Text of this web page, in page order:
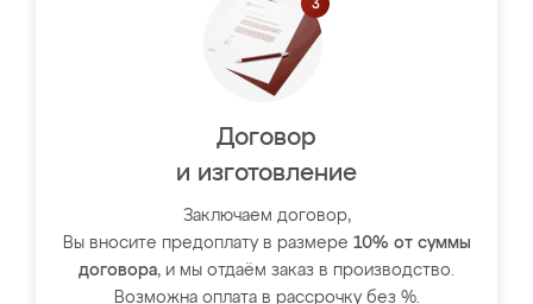
Договор
и изготовление
Заключаем договор,
Вы вносите предоплату в размере 10% от суммы
договора, и мы отдаём заказ в производство.
Возможна оплата в рассрочку без %.